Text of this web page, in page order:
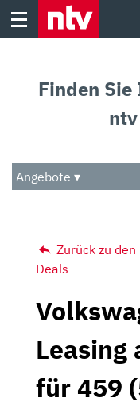
Skip
Audio
Das Beste
Finden
Angebote ▾
Zurück zu den
Deals
Leasing
für 459